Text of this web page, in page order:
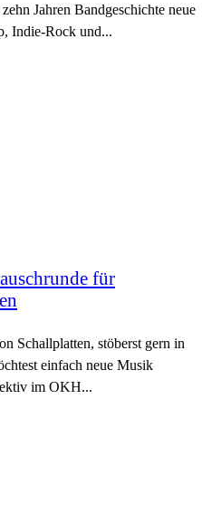
Jahren Bandgeschichte neue
Indie-Rock und...
für
Schallplatten, stöberst gern in
einfach neue Musik
im OKH...